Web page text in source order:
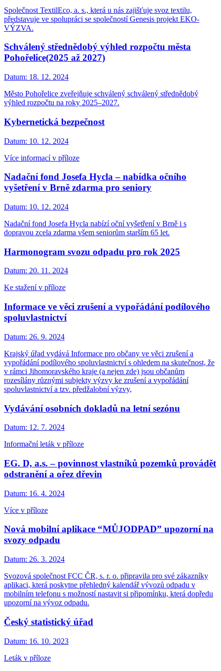
Společnost TextilEco, a. s., která u nás zajišťuje svoz textilu,
představuje ve spolupráci se společností Genesis projekt EKO-
VÝZVA.
Schválený střednědobý výhled rozpočtu města
Pohořelice(2025 až 2027)
Datum: 18. 12. 2024
Město Pohořelice zveřejňuje schválený schválený střednědobý
výhled rozpočtu na roky 2025–2027.
Kybernetická bezpečnost
Datum: 10. 12. 2024
Více informací v příloze
Nadační fond Josefa Hycla – nabídka očního
vyšetření v Brně zdarma pro seniory
Datum: 10. 12. 2024
Nadační fond Josefa Hycla nabízí oční vyšetření v Brně i s
dopravou zcela zdarma všem seniorům starším 65 let.
Harmonogram svozu odpadu pro rok 2025
Datum: 20. 11. 2024
Ke stažení v příloze
Informace ve věci zrušení a vypořádání podílového
spoluvlastnictví
Datum: 26. 9. 2024
Krajský úřad vydává Informace pro občany ve věci zrušení a
vypořádání podílového spoluvlastnictví s ohledem na skutečnost, že
v rámci Jihomoravského kraje (a nejen zde) jsou občanům
rozesílány různými subjekty výzvy ke zrušení a vypořádání
spoluvlastnictví a tzv. předžalobní výzvy,
Vydávání osobních dokladů na letní sezónu
Datum: 12. 7. 2024
Informační leták v příloze
EG. D, a.s. – povinnost vlastníků pozemků provádět
odstranění a ořez dřevin
Datum: 16. 4. 2024
Více v příloze
Nová mobilní aplikace “MŮJODPAD” upozorní na
svozy odpadu
Datum: 26. 3. 2024
Svozová společnost FCC ČR, s. r. o. připravila pro své zákazníky
aplikaci, která poskytne přehledný kalendář vývozů odpadu v
mobilním telefonu s možností nastavit si připomínku, která dopředu
upozorní na vývoz odpadu.
Český statistický úřad
Datum: 16. 10. 2023
Leták v příloze